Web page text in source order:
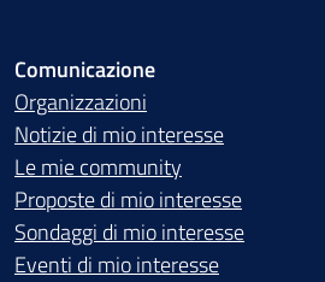
Comunicazione
Organizzazioni
Notizie di mio interesse
Le mie community
Proposte di mio interesse
Sondaggi di mio interesse
Eventi di mio interesse